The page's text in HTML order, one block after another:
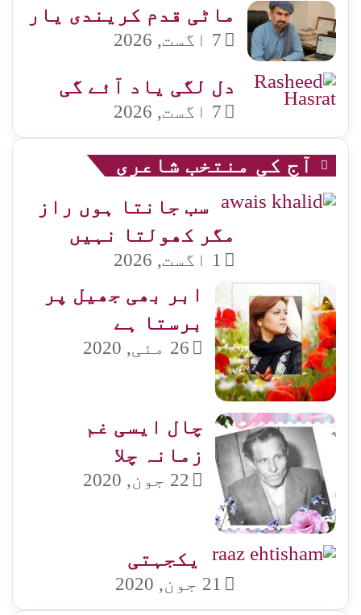
ماٹی قدم کریندی یار
7 اگست, 2026
دل لگی یاد آئے گی
7 اگست, 2026
آج کی منتخب شاعری
سب جانتا ہوں راز
مگر کھولتا نہیں
1 اگست, 2026
ابر بھی جھیل پر
برستا ہے
26 مئی, 2020
چال ایسی غم
زمانہ چلا
22 جون, 2020
یکجہتی
21 جون, 2020